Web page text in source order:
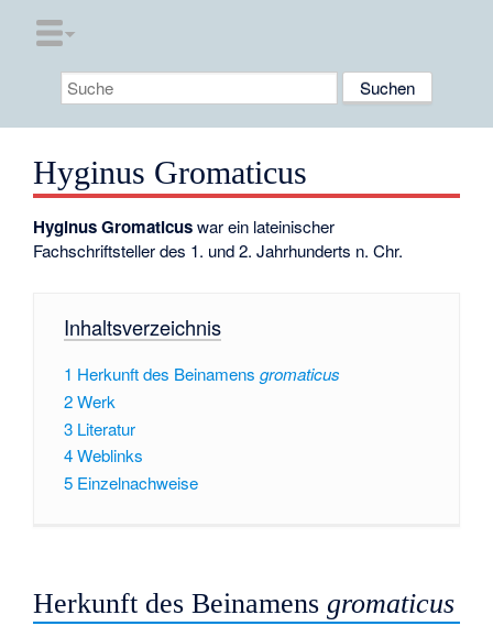
Hyginus Gromaticus
Hyginus Gromaticuswar ein lateinischer
Fachschriftsteller des 1. und 2. Jahrhunderts n. Chr.
Inhaltsverzeichnis
1 Herkunft des Beinamens gromaticus
2Werk
3 Literatur
4Weblinks
5 Einzelnachweise
Herkunft des Beinamens gromaticus